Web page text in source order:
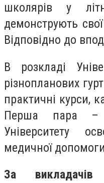
школярів у
демонструють
Відповідно до
В розкладі
різнопланових
практичні курси,
Перша пара –
Університету
медичної
За